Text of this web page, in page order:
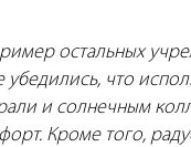
остальных
что
и солнечным
Кроме того,